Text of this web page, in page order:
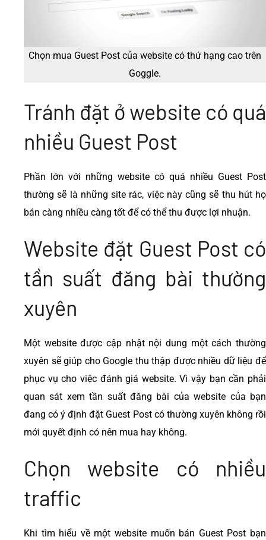
Chọn mua Guest Post của website có thứ hạng cao trên
Goggle.
Tránh đặt ở website có quá
nhiều Guest Post
Phần lớn với những website có quá nhiều Guest Post
thường sẽ là những site rác, việc này cũng sẽ thu hút họ
bán càng nhiều càng tốt để có thể thu được lợi nhuận.
Website đặt Guest Post có
tần suất đăng bài thường
xuyên
Một website được cập nhật nội dung một cách thường
xuyên sẽ giúp cho Google thu thập được nhiều dữ liệu để
phục vụ cho việc đánh giá website. Vì vậy bạn cần phải
quan sát xem tần suất đăng bài của website của bạn
đang có ý định đặt Guest Post có thường xuyên không rồi
mới quyết định có nên mua hay không.
Chọn website có nhiều
traffic
Khi tìm hiểu về một website muốn bán Guest Post bạn